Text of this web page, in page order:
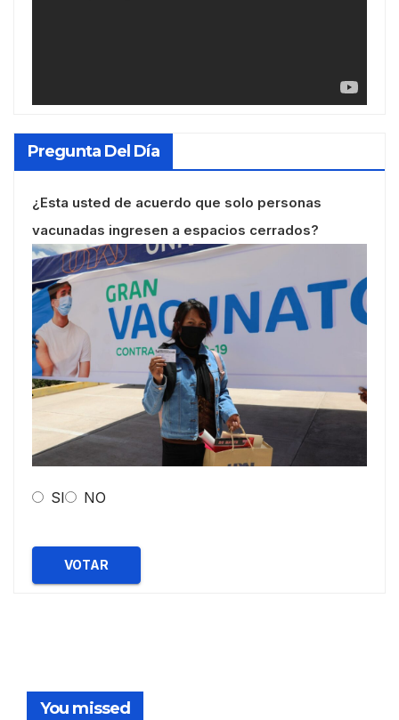
Pregunta Del Día
¿Esta usted de acuerdo que solo personas
vacunadas ingresen a espacios cerrados?
SI NO
VOTAR
You missed